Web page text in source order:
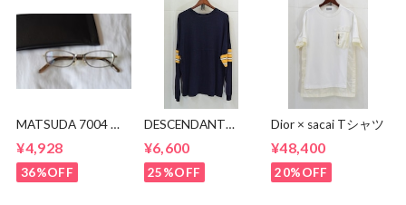
MATSUDA 7004 眼
¥4,928
36%OFF
DESCENDANT
¥6,600
25%OFF
Dior × sacai Tシャツ
¥48,400
20%OFF